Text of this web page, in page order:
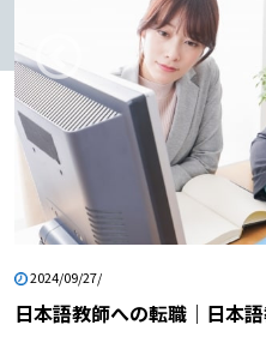
2024/09/27/
日本語教師への転職｜日本